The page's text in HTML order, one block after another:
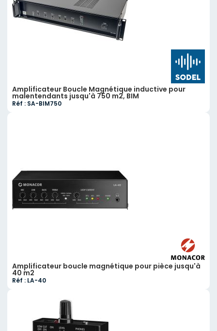
Amplificateur Boucle Magnétique inductive pour
malentendants jusqu'à 750 m2, BIM
Réf : SA-BIM750
Amplificateur boucle magnétique pour pièce jusqu'à
40 m2
Réf : LA-40